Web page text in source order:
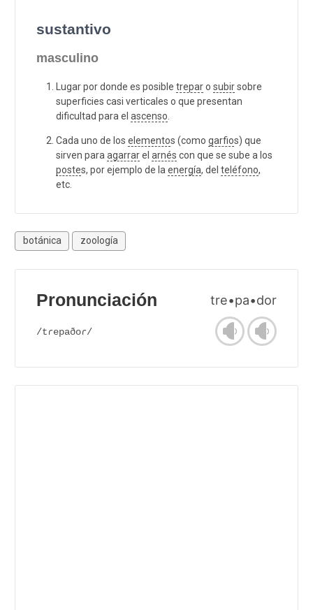
sustantivo
masculino
Lugar por donde es posible treparo subirsobre
superficies casi verticales o que presentan
dificultad para el ascenso
Cada uno de los elementos (como garfios) que
sirven para agarrarel arnés con que se sube a los
postes, por ejemplo de la energía, del teléfono,
etc.
botánica zoología
Pronunciación tre•pa•dor
/tɾepaðoɾ/